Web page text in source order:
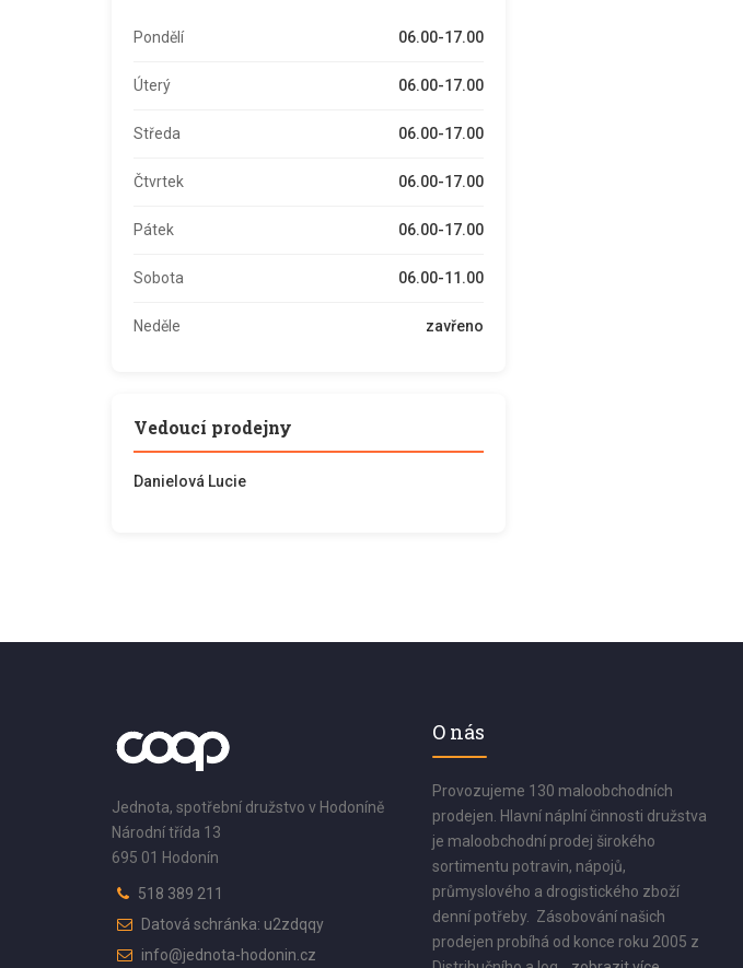
Pondělí 06.00-17.00
Úterý 06.00-17.00
Středa 06.00-17.00
Čtvrtek 06.00-17.00
Pátek 06.00-17.00
Sobota 06.00-11.00
Neděle zavřeno
Vedoucí prodejny
Danielová Lucie
Jednota, spotřební družstvo v Hodoníně
Národní třída 13
695 01 Hodonín
518 389 211
Datová schránka: u2zdqqy
info@jednota-hodonin.cz
O nás
Provozujeme 130 maloobchodních
prodejen. Hlavní náplní činnosti družstva
je maloobchodní prodej širokého
sortimentu potravin, nápojů,
průmyslového a drogistického zboží
denní potřeby. Zásobování našich
prodejen probíhá od konce roku 2005 z